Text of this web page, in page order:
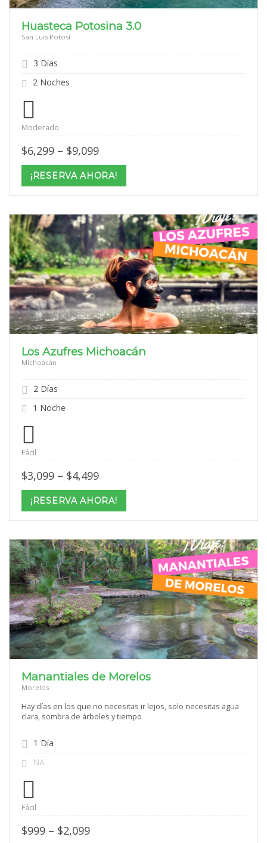
Huasteca Potosina 3.0
San Luis Potosí
3 Días
2 Noches
Moderado
$6,299 – $9,099Price
$6,299
through
$9,099
¡RESERVA AHORA!
Los Azufres Michoacán
Michoacán
2 Días
1 Noche
Fácil
$3,099 – $4,499Price
$3,099
through
$4,499
¡RESERVA AHORA!
Manantiales de Morelos
Morelos
Hay días en los que no necesitas ir lejos, solo necesitas agua
clara, sombra de árboles y tiempo
1 Día
NA
Fácil
$999 – $2,099Price